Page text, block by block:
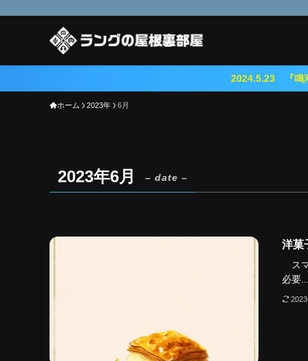
2024.5.23 『鳴潮（メイチョウ）』
ホーム 2023年 6月
2023年6月 – date –
洋菓
ス
必要